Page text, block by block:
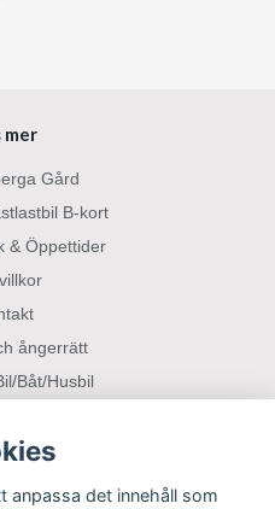
mer
Gård
B-kort
& Öppettider
ångerrätt
Båt/Husbil
anpassa det innehåll som